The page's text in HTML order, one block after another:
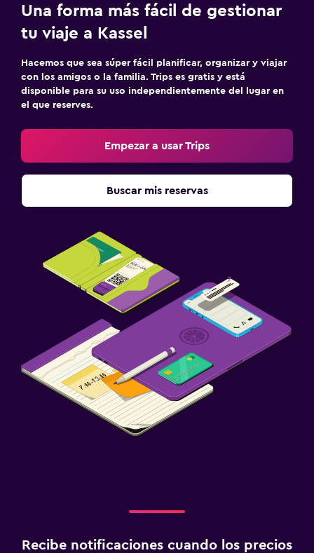
Una forma más fácil de gestionar
tu viaje a Kassel
Hacemos que sea súper fácil planificar, organizar y viajar
con los amigos o la familia. Trips es gratis y está
disponible para su uso independientemente del lugar en
el que reserves.
Empezar a usar Trips
Buscar mis reservas
Recibe notificaciones cuando los precios